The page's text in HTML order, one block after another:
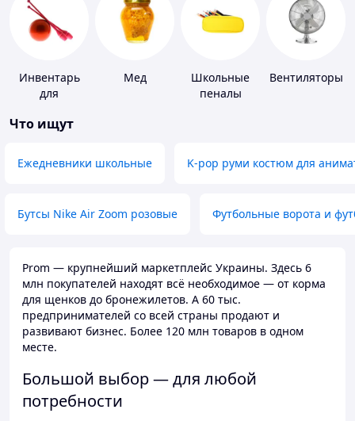
Инвентарь
для
Мед
Школьные
пеналы
Вентиляторы
Что ищут
Ежедневники школьные K-pop руми костюм для
Бутсы Nike Air Zoom розовые Футбольные ворота и
Prom — крупнейший маркетплейс Украины. Здесь 6
млн покупателей находят всё необходимое — от корма
для щенков до бронежилетов. А 60 тыс.
предпринимателей со всей страны продают и
развивают бизнес. Более 120 млн товаров в одном
месте.
Большой выбор — для любой
потребности